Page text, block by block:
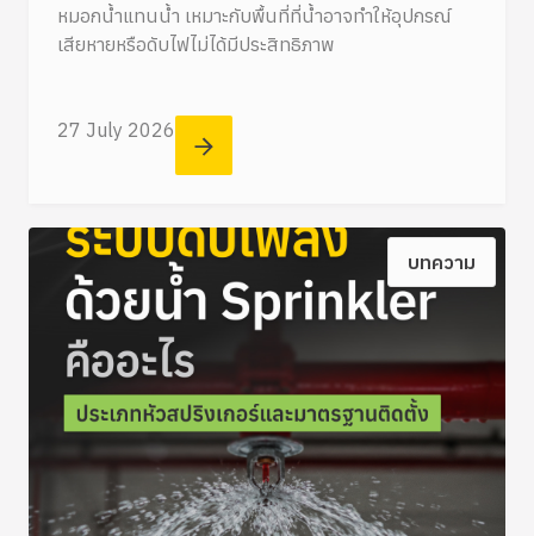
หมอกน้ำแทนน้ำ เหมาะกับพื้นที่ที่น้ำอาจทำให้อุปกรณ์
เสียหายหรือดับไฟไม่ได้มีประสิทธิภาพ
27 July 2026
บทความ